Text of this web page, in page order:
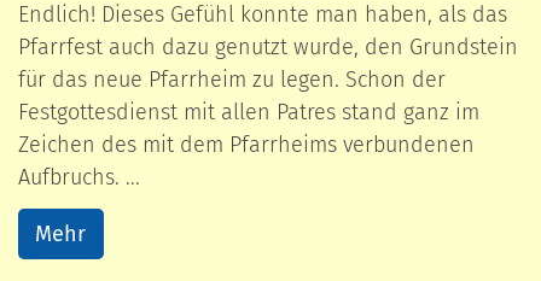
Endlich! Dieses Gefühl konnte man haben, als das
Pfarrfest auch dazu genutzt wurde, den Grundstein
für das neue Pfarrheim zu legen. Schon der
Festgottesdienst mit allen Patres stand ganz im
Zeichen des mit dem Pfarrheims verbundenen
Aufbruchs. ...
Mehr